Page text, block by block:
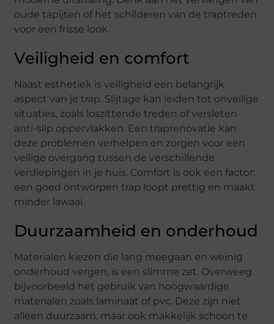
oude tapijten of het schilderen van de traptreden
voor een frisse look.
Veiligheid en comfort
Naast esthetiek is veiligheid een belangrijk
aspect van je trap. Slijtage kan leiden tot onveilige
situaties, zoals loszittende treden of versleten
anti-slip oppervlakken. Een traprenovatie kan
deze problemen verhelpen en zorgen voor een
veilige overgang tussen de verschillende
verdiepingen in je huis. Comfort is ook een factor;
een goed ontworpen trap loopt prettig en maakt
minder lawaai.
Duurzaamheid en onderhoud
Materialen kiezen die lang meegaan en weinig
onderhoud vergen, is een slimme zet. Overweeg
bijvoorbeeld het gebruik van hoogwaardige
materialen zoals laminaat of pvc. Deze zijn niet
alleen duurzaam, maar ook makkelijk schoon te